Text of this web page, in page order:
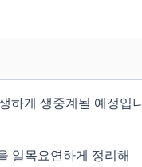
하게 생중계될 예정입니
일목요연하게 정리해